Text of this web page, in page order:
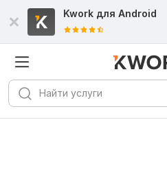
Kwork для Android